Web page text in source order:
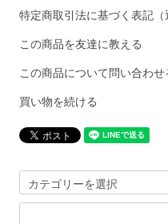
特定商取引法に基づく表記（
この商品を友達に教える
この商品について問い合わせ
買い物を続ける